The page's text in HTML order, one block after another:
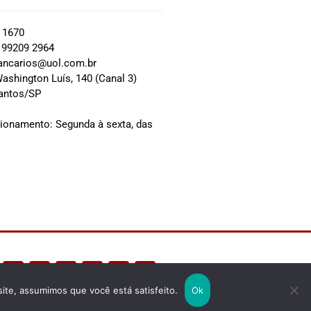
2964
Luís, 140 (Canal 3)
SP
Segunda à sexta, das
assumimos que você está satisfeito. Ok